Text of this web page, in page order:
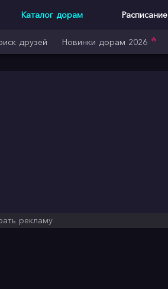
Каталог дорам Расписание
друзей Новинки дорам 2026 🔥
рекламу